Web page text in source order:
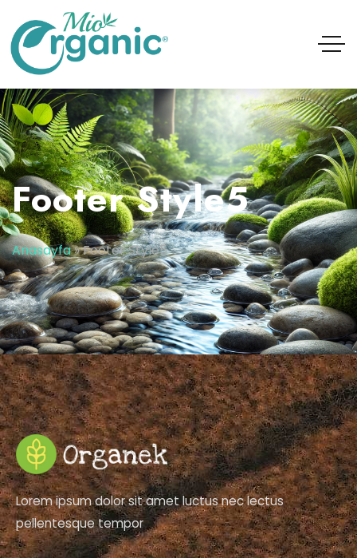
Footer Style5
Anasayfa»Footer Style5
Lorem ipsum dolor sit amet luctus nec lectus
pellentesque tempor